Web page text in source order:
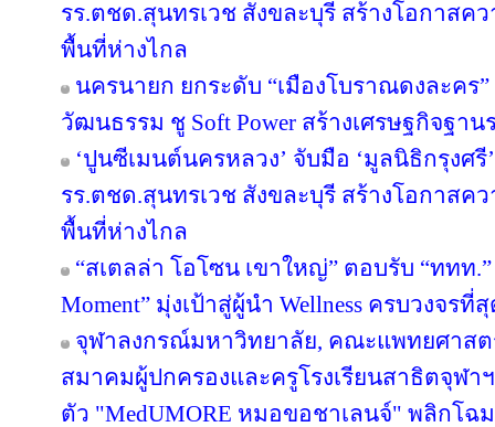
รร.ตชด.สุนทรเวช สังขละบุรี สร้างโอกาสค
พื้นที่ห่างไกล
นครนายก ยกระดับ “เมืองโบราณดงละคร
วัฒนธรรม ชู Soft Power สร้างเศรษฐกิจฐา
‘ปูนซีเมนต์นครหลวง’ จับมือ ‘มูลนิธิกรุงศรี
รร.ตชด.สุนทรเวช สังขละบุรี สร้างโอกาสค
พื้นที่ห่างไกล
“สเตลล่า โอโซน เขาใหญ่” ตอบรับ “ททท.”
Moment” มุ่งเป้าสู่ผู้นำ Wellness ครบวงจร
จุฬาลงกรณ์มหาวิทยาลัย, คณะแพทยศาส
สมาคมผู้ปกครองและครูโรงเรียนสาธิตจุฬา
ตัว "MedUMORE หมอขอชาเลนจ์" พลิกโฉม